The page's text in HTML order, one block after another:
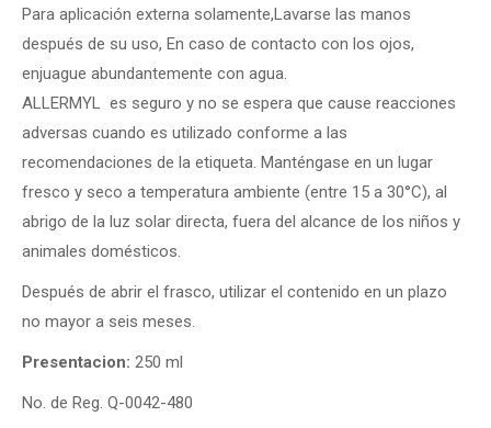
Para aplicación externa solamente,Lavarse las manos
después de su uso, En caso de contacto con los ojos,
enjuague abundantemente con agua.
ALLERMYL es seguro y no se espera que cause reacciones
adversas cuando es utilizado conforme a las
recomendaciones de la etiqueta. Manténgase en un lugar
fresco y seco a temperatura ambiente (entre 15 a 30°C), al
abrigo de la luz solar directa, fuera del alcance de los niños y
animales domésticos.
Después de abrir el frasco, utilizar el contenido en un plazo
no mayor a seis meses.
Presentacion: 250 ml
No. de Reg. Q-0042-480